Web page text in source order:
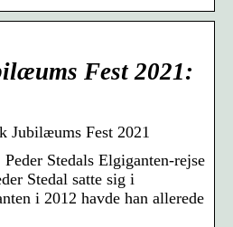
Fest 2021:
Jubilæums Fest 2021
Stedals Elgiganten-rejse
Stedal satte sig i
i 2012 havde han allerede